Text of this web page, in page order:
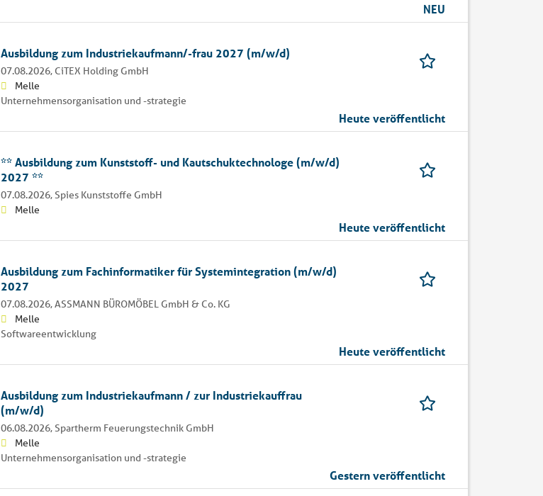
NEU
Ausbildung zum Industriekaufmann/-frau 2027 (m/w/d)
07.08.2026, CiTEX Holding GmbH
Melle
Unternehmensorganisation und -strategie
Heute veröffentlicht
** Ausbildung zum Kunststoff- und Kautschuktechnologe (m/w/d)
2027 **
07.08.2026, Spies Kunststoffe GmbH
Melle
Heute veröffentlicht
Ausbildung zum Fachinformatiker für Systemintegration (m/w/d)
2027
07.08.2026,ASSMANN BÜROMÖBEL GmbH & Co. KG
Melle
Softwareentwicklung
Heute veröffentlicht
Ausbildung zum Industriekaufmann / zur Industriekauffrau
(m/w/d)
06.08.2026, Spartherm Feuerungstechnik GmbH
Melle
Unternehmensorganisation und -strategie
Gestern veröffentlicht